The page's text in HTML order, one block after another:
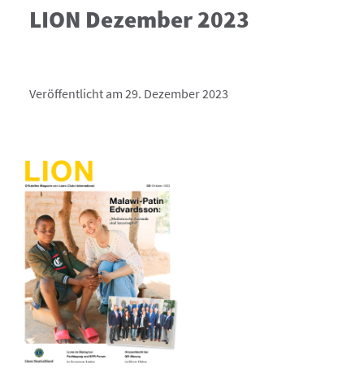
LION Dezember 2023
Veröffentlicht am 29. Dezember 2023